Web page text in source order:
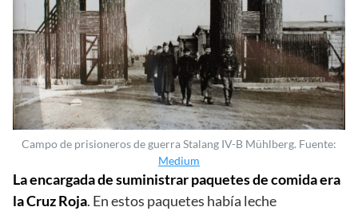
Campo de prisioneros de guerra Stalang IV-B Mühlberg. Fuente:
Medium
La encargada de suministrar paquetes de comida era
la Cruz Roja. En estos paquetes había leche